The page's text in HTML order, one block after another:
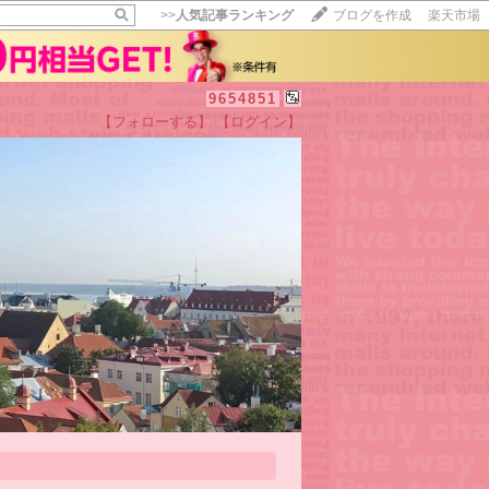
>>人気記事ランキング ブログを作成 楽天市場
9654851
【フォローする】
【ログイン】